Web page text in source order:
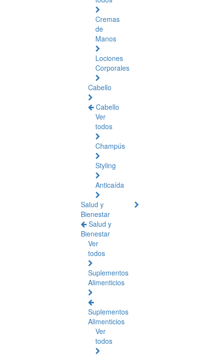
Cremas
de
Manos
Lociones
Corporales
Cabello
Cabello
Ver
todos
Champús
Styling
Anticaída
Salud y
Bienestar
Salud y
Bienestar
Ver
todos
Suplementos
Alimenticios
Suplementos
Alimenticios
Ver
todos